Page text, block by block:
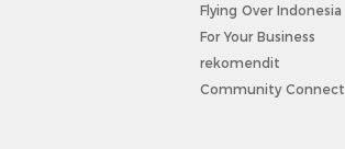
Flying Over Indonesia
For Your Business
rekomendit
Community Connect